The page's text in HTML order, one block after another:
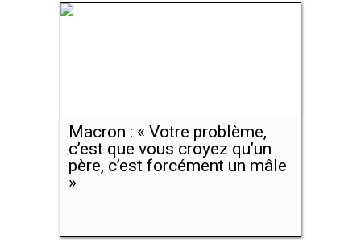
Macron : « Votre problème,
c’est que vous croyez qu’un
père, c’est forcément un mâle
»